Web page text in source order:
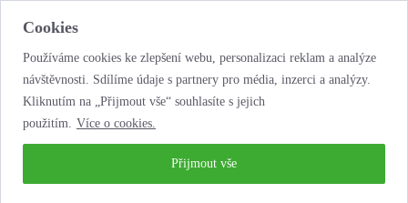
Cookies
Používáme cookies ke zlepšení webu, personalizaci reklam a analýze
návštěvnosti. Sdílíme údaje s partnery pro média, inzerci a analýzy.
Kliknutím na „Přijmout vše“ souhlasíte s jejich
použitím. Více o cookies.
Přijmout vše
...neobyčejná jízda životem!